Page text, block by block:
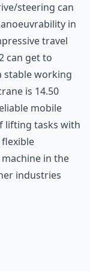
steering can
in
travel
can get to
stable working
is 14.50
mobile
lifting tasks with
in the
industries